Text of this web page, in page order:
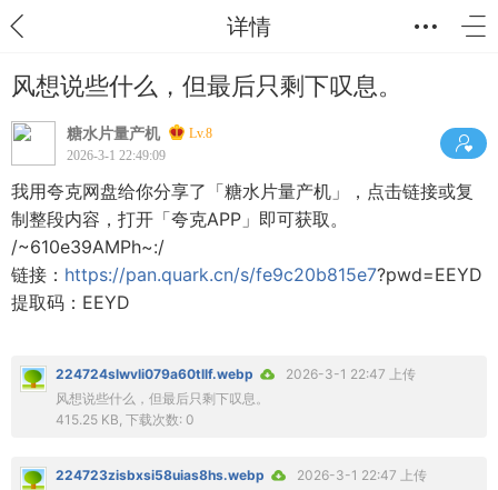
详情
风想说些什么，但最后只剩下叹息。
糖水片量产机
Lv.8
2026-3-1 22:49:09
我用夸克网盘给你分享了「糖水片量产机」，点击链接或复
制整段内容，打开「夸克APP」即可获取。
/~610e39AMPh~:/
链接： https://pan.quark.cn/s/fe9c20b815e7?pwd=EEYD
提取码：EEYD
224724slwvli079a60tllf.webp
2026-3-1 22:47 上传
风想说些什么，但最后只剩下叹息。
415.25 KB, 下载次数: 0
224723zisbxsi58uias8hs.webp
2026-3-1 22:47 上传